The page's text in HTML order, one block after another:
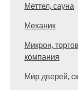
Меттел, сауна
Механик
Микрон,
компания
Мир дверей,